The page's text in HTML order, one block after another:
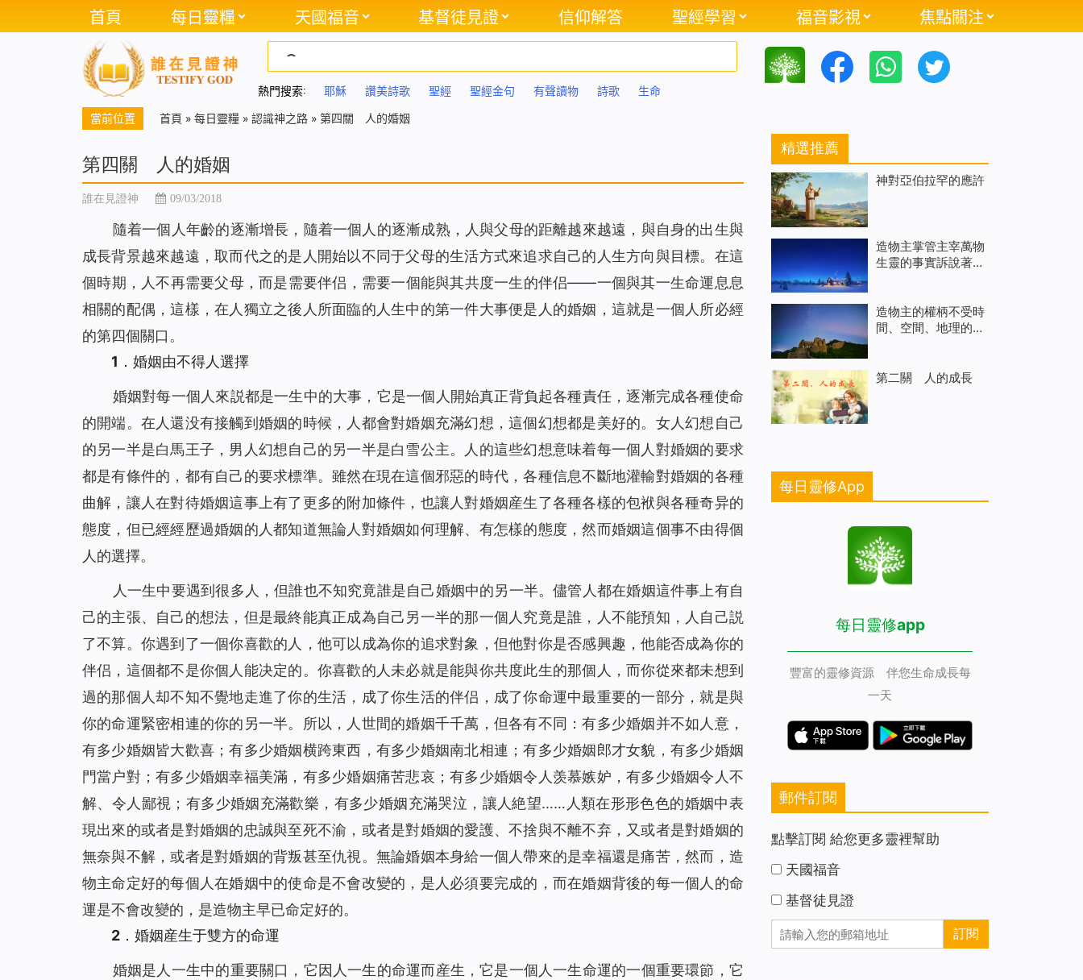
首頁 每日靈糧 天國福音 基督徒見證 信仰解答 聖經學習 福音影視 焦點關注
熱門搜索: 耶穌 讚美詩歌 聖經 聖經金句 有聲讀物 詩歌 生命
當前位置 首頁 » 每日靈糧 » 認識神之路 » 第四關 人的婚姻
第四關 人的婚姻
誰在見證神 09/03/2018
隨着一個人年齡的逐漸增長，隨着一個人的逐漸成熟，人與父母的距離越來越遠，與自身的出生與
成長背景越來越遠，取而代之的是人開始以不同于父母的生活方式來追求自己的人生方向與目標。在這
個時期，人不再需要父母，而是需要伴侣，需要一個能與其共度一生的伴侣——一個與其一生命運息息
相關的配偶，這樣，在人獨立之後人所面臨的人生中的第一件大事便是人的婚姻，這就是一個人所必經
的第四個關口。
1．婚姻由不得人選擇
婚姻對每一個人來説都是一生中的大事，它是一個人開始真正背負起各種責任，逐漸完成各種使命
的開端。在人還没有接觸到婚姻的時候，人都會對婚姻充滿幻想，這個幻想都是美好的。女人幻想自己
的另一半是白馬王子，男人幻想自己的另一半是白雪公主。人的這些幻想意味着每一個人對婚姻的要求
都是有條件的，都有自己的要求標準。雖然在現在這個邪惡的時代，各種信息不斷地灌輸對婚姻的各種
曲解，讓人在對待婚姻這事上有了更多的附加條件，也讓人對婚姻産生了各種各樣的包袱與各種奇异的
態度，但已經經歷過婚姻的人都知道無論人對婚姻如何理解、有怎樣的態度，然而婚姻這個事不由得個
人的選擇。
人一生中要遇到很多人，但誰也不知究竟誰是自己婚姻中的另一半。儘管人都在婚姻這件事上有自
己的主張、自己的想法，但是最終能真正成為自己另一半的那一個人究竟是誰，人不能預知，人自己説
了不算。你遇到了一個你喜歡的人，他可以成為你的追求對象，但他對你是否感興趣，他能否成為你的
伴侣，這個都不是你個人能决定的。你喜歡的人未必就是能與你共度此生的那個人，而你從來都未想到
過的那個人却不知不覺地走進了你的生活，成了你生活的伴侣，成了你命運中最重要的一部分，就是與
你的命運緊密相連的你的另一半。所以，人世間的婚姻千千萬，但各有不同：有多少婚姻并不如人意，
有多少婚姻皆大歡喜；有多少婚姻横跨東西，有多少婚姻南北相連；有多少婚姻郎才女貌，有多少婚姻
門當户對；有多少婚姻幸福美滿，有多少婚姻痛苦悲哀；有多少婚姻令人羡慕嫉妒，有多少婚姻令人不
解、令人鄙視；有多少婚姻充滿歡樂，有多少婚姻充滿哭泣，讓人絶望……人類在形形色色的婚姻中表
現出來的或者是對婚姻的忠誠與至死不渝，或者是對婚姻的愛護、不捨與不離不弃，又或者是對婚姻的
無奈與不解，或者是對婚姻的背叛甚至仇視。無論婚姻本身給一個人帶來的是幸福還是痛苦，然而，造
物主命定好的每個人在婚姻中的使命是不會改變的，是人必須要完成的，而在婚姻背後的每一個人的命
運是不會改變的，是造物主早已命定好的。
2．婚姻産生于雙方的命運
婚姻是人一生中的重要關口，它因人一生的命運而産生，它是一個人一生命運的一個重要環節，它
精選推薦
神對亞伯拉罕的應許
造物主掌管主宰萬物
生靈的事實訴說著造
造物主的權柄不受時
間、空間、地理的限
第二關 人的成長
每日靈修App
每日靈修app
豐富的靈修資源 伴您生命成長每
一天
郵件訂閱
點擊訂閱 給您更多靈裡幫助
天國福音
基督徒見證